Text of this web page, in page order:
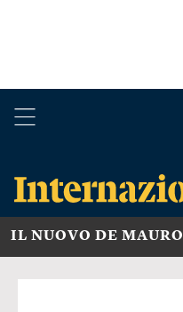
IL NUOVO DE MAURO